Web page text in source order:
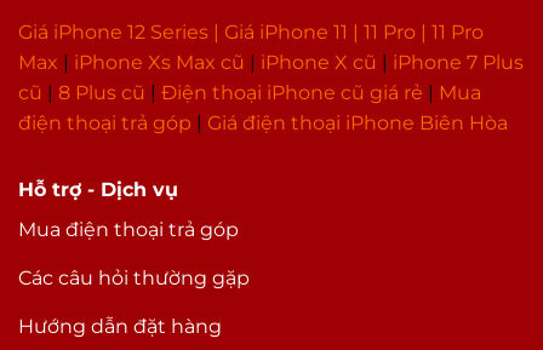
Hỗ trợ - Dịch vụ
Mua điện thoại trả góp
Các câu hỏi thường gặp
Hướng dẫn đặt hàng
Giá iPhone 12 Series | Giá iPhone 11 | 11 Pro | 11 Pro
Max | iPhone Xs Max cũ | iPhone X cũ | iPhone 7 Plus
cũ | 8 Plus cũ | Điện thoại iPhone cũ giá rẻ | Mua
điện thoại trả góp | Giá điện thoại iPhone Biên Hòa